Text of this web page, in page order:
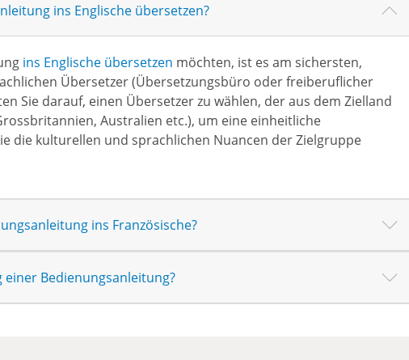
ins Englische übersetzen?
ins Englische übersetzen möchten, ist es am sichersten,
Übersetzer (Übersetzungsbüro oder freiberuflicher
Sie darauf, einen Übersetzer zu wählen, der aus dem Zielland
Australien etc.), um eine einheitliche
die kulturellen und sprachlichen Nuancen der Zielgruppe
ins Französische?
Bedienungsanleitung?